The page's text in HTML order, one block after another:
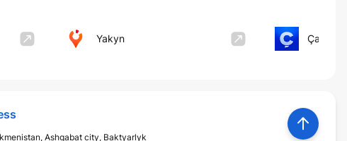
Yakyn Çapar
Ashgabat city, Baktyarlyk